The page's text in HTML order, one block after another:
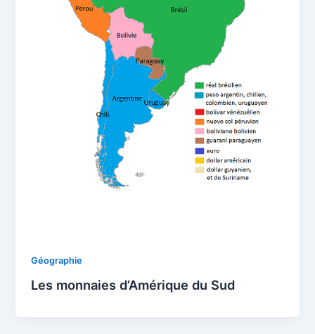
Géographie
Les monnaies d’Amérique du Sud